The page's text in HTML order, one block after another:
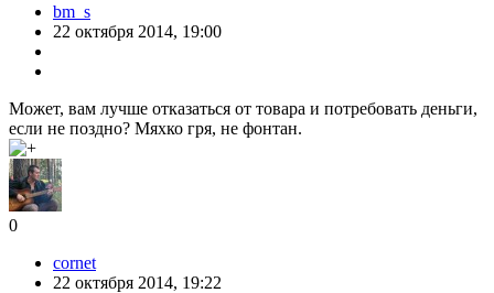
bm_s
22 октября 2014, 19:00
Может, вам лучше отказаться от товара и потребовать деньги,
если не поздно? Мяхко гря, не фонтан.
0
cornet
22 октября 2014, 19:22